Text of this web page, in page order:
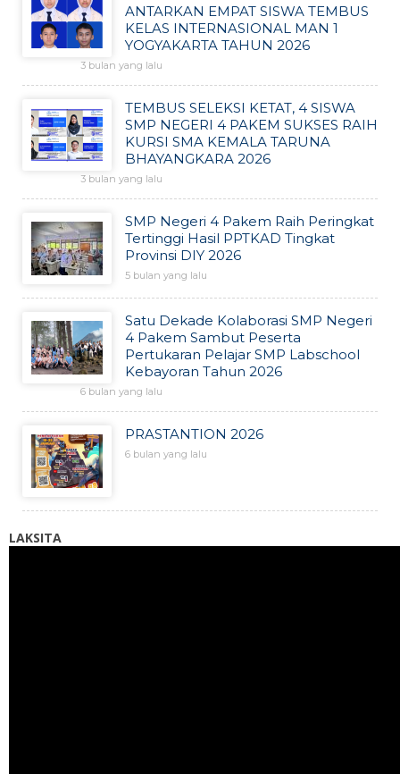
ANTARKAN EMPAT SISWA TEMBUS
KELAS INTERNASIONAL MAN 1
YOGYAKARTA TAHUN 2026
3 bulan yang lalu
TEMBUS SELEKSI KETAT, 4 SISWA
SMP NEGERI 4 PAKEM SUKSES RAIH
KURSI SMA KEMALA TARUNA
BHAYANGKARA 2026
3 bulan yang lalu
SMP Negeri 4 Pakem Raih Peringkat
Tertinggi Hasil PPTKAD Tingkat
Provinsi DIY 2026
5 bulan yang lalu
Satu Dekade Kolaborasi SMP Negeri
4 Pakem Sambut Peserta
Pertukaran Pelajar SMP Labschool
Kebayoran Tahun 2026
6 bulan yang lalu
PRASTANTION 2026
6 bulan yang lalu
LAKSITA